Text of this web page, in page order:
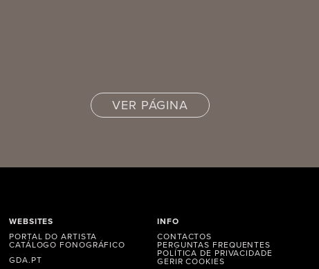
VER PÁGINA
WEBSITES
PORTAL DO ARTISTA
CATÁLOGO FONOGRÁFICO
GDA.PT
INFO
CONTACTOS
PERGUNTAS FREQUENTES
POLÍTICA DE PRIVACIDADE
GERIR COOKIES